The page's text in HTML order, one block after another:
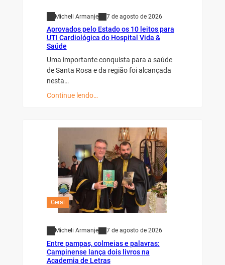
Micheli Armanje 7 de agosto de 2026
Aprovados pelo Estado os 10 leitos para
UTI Cardiológica do Hospital Vida &
Saúde
Uma importante conquista para a saúde
de Santa Rosa e da região foi alcançada
nesta…
Continue lendo…
Geral
Micheli Armanje 7 de agosto de 2026
Entre pampas, colmeias e palavras:
Campinense lança dois livros na
Academia de Letras